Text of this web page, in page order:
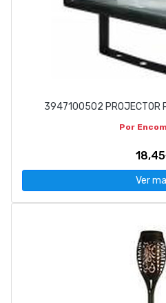
3947100502 PROJECTOR
Por
Ver